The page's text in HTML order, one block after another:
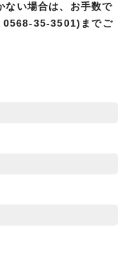
ない場合は、お手数で
0568-35-3501)までご